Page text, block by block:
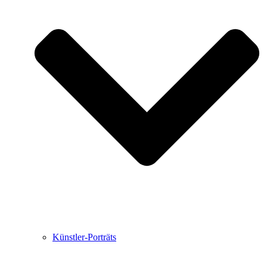
Buchbesprechungen von Harald Schwiers
Haralds Streifzüge
Hörtipps von Harald Schwiers
Kunstausflüge mit Sigrid Balke
Marc Peschke – Out of The Länd
Buchtipps von Uli Rothfuss
Künstler-Porträts